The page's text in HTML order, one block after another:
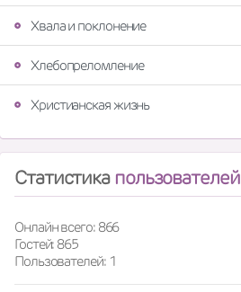
Хвала и поклонение
Хлебопреломление
Христианская жизнь
Статистика пользователей
Онлайн всего: 866
Гостей: 865
Пользователей: 1